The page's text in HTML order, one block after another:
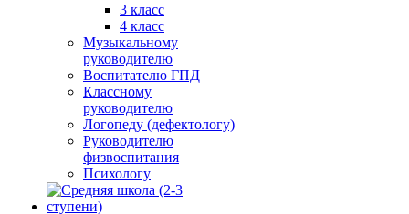
3 класс
4 класс
Музыкальному
руководителю
Воспитателю ГПД
Классному
руководителю
Логопеду (дефектологу)
Руководителю
физвоспитания
Психологу